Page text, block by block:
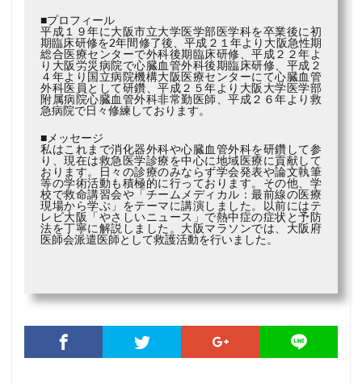
■プロフィール
平成１９年に大阪市立大学医学部医学科を卒業後に初
期臨床研修を2年間修了後、平成２１年より大阪急性期
総合医療センターで外科後期臨床研修、平成２２年よ
り大阪労災病院で心臓血管外科後期臨床研修、平成２
４年より国立病院機構大阪医療センターにて心臓血管
外科医員として研鑽、平成２５年より大阪大学医学部
附属病院心臓血管外科非常勤医師、平成２６年より救
急病院で日々修練しております。
■メッセージ
私はこれまで消化器外科や心臓血管外科を研鑽して参
り、現在は救急医学診療を中心に地域医療に貢献して
おります。日々の診療のみならず学会発表や論文執筆
等の学術活動も積極的に行っております。その他、学
校で救命講習会や「チームメディカル：最前線の医療
現場から学ぶ」をテーマに講演しました。以前にはテ
レビ大阪「やさしいニュース」で熱中症の症状と予防
法を丁寧に解説しました。大阪マラソンでは、大阪府
医師会派遣医師として救護活動を行いました。